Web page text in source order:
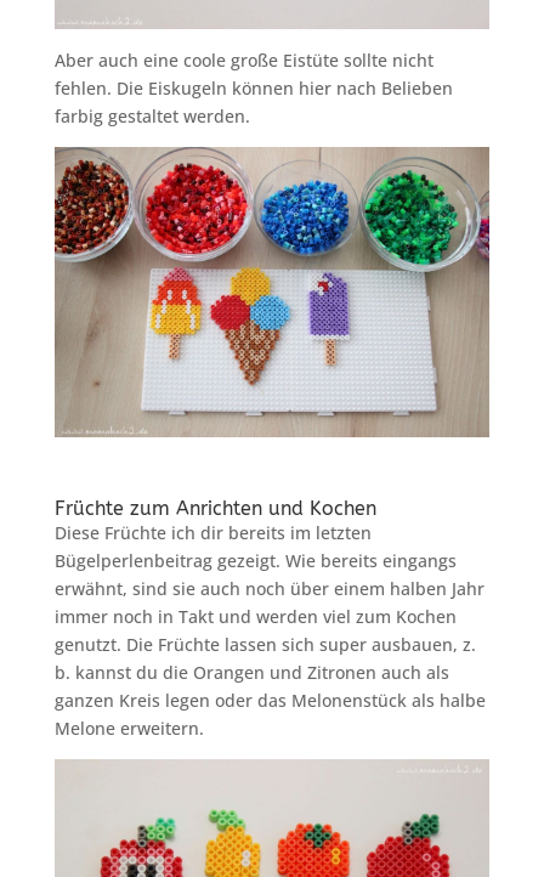
Aber auch eine coole große Eistüte sollte nicht
fehlen. Die Eiskugeln können hier nach Belieben
farbig gestaltet werden.
Früchte zum Anrichten und Kochen
Diese Früchte ich dir bereits im letzten
Bügelperlenbeitrag gezeigt. Wie bereits eingangs
erwähnt, sind sie auch noch über einem halben Jahr
immer noch in Takt und werden viel zum Kochen
genutzt. Die Früchte lassen sich super ausbauen, z.
b. kannst du die Orangen und Zitronen auch als
ganzen Kreis legen oder das Melonenstück als halbe
Melone erweitern.